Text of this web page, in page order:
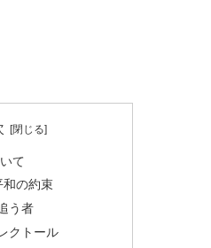
て
の約束
う者
クトール